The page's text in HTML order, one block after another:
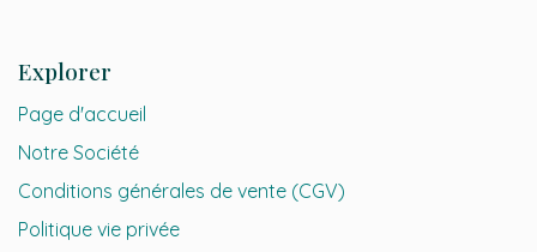
Explorer
Page d'accueil
Notre Société
Conditions générales de vente (CGV)
Politique vie privée